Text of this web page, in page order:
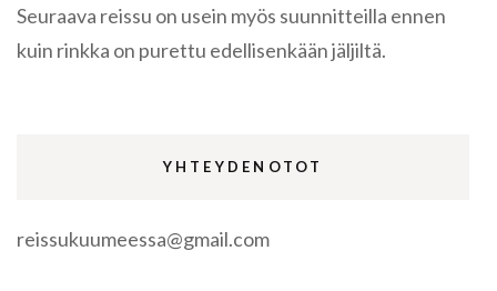
Seuraava reissu on usein myös suunnitteilla ennen
kuin rinkka on purettu edellisenkään jäljiltä.
YHTEYDENOTOT
reissukuumeessa@gmail.com